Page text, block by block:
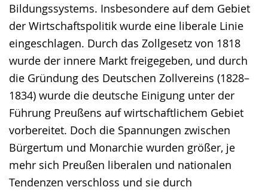
Bildungssystems. Insbesondere auf dem Gebiet
der Wirtschaftspolitik wurde eine liberale Linie
eingeschlagen. Durch das Zollgesetz von 1818
wurde der innere Markt freigegeben, und durch
die Gründung des Deutschen Zollvereins (1828–
1834) wurde die deutsche Einigung unter der
Führung Preußens auf wirtschaftlichem Gebiet
vorbereitet. Doch die Spannungen zwischen
Bürgertum und Monarchie wurden größer, je
mehr sich Preußen liberalen und nationalen
Tendenzen verschloss und sie durch